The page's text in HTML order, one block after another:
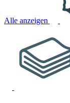
Alle anzeigen